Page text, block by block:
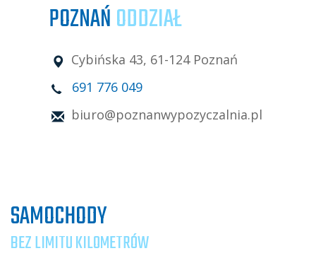
POZNAŃODDZIAŁ
Cybińska 43, 61-124 Poznań
691 776 049
biuro@poznanwypozyczalnia.pl
SAMOCHODY
BEZ LIMITU KILOMETRÓW